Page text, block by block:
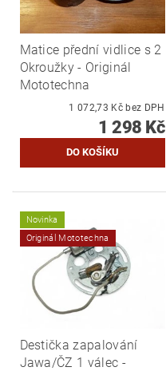
Matice přední vidlice s 2
Okroužky - Originál
Mototechna
1 072,73 Kč bez DPH
1 298 Kč
Novinka
Originál Mototechna
Destička zapalování
Jawa/ČZ 1 válec -